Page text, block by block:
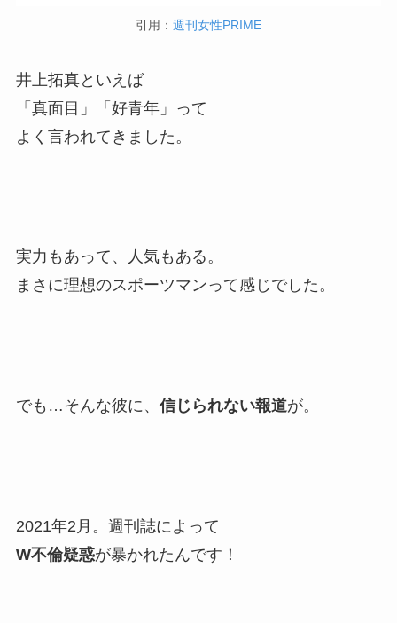
引用： 週刊女性PRIME
井上拓真といえば
「真面目」「好青年」って
よく言われてきました。
実力もあって、人気もある。
まさに理想のスポーツマンって感じでした。
でも…そんな彼に、 信じられない報道が。
2021年2月。週刊誌によって
W不倫疑惑が暴かれたんです！